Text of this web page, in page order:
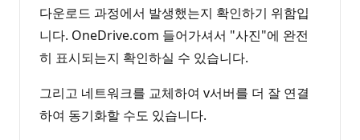
다운로드 과정에서 발생했는지 확인하기 위함입
니다. OneDrive.com 들어가셔서 "사진"에 완전
히 표시되는지 확인하실 수 있습니다.
그리고 네트워크를 교체하여 v서버를 더 잘 연결
하여 동기화할 수도 있습니다.